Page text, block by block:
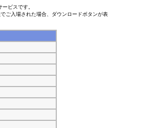
ビスです。
ご入場された場合、ダウンロードボタンが表